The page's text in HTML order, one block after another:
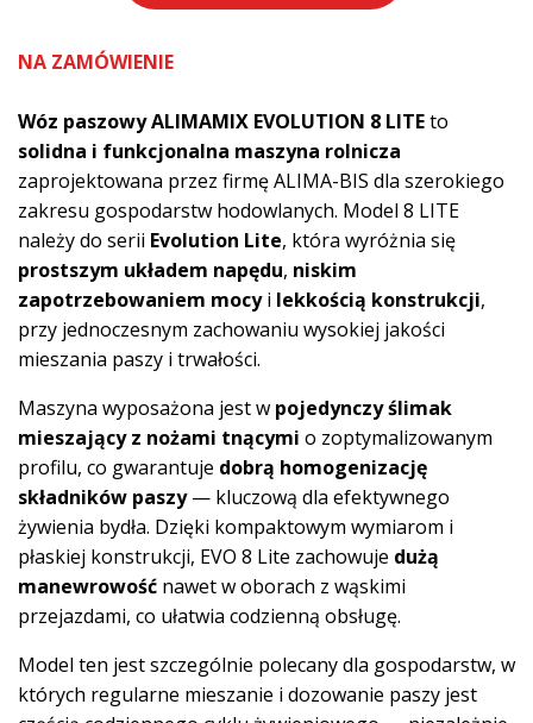
ALIMAMIX
8
lite
NA ZAMÓWIENIE
Wóz paszowy ALIMAMIX EVOLUTION 8 LITEto
solidna i funkcjonalna maszyna rolnicza
zaprojektowana przez firmę ALIMA-BIS dla szerokiego
zakresu gospodarstw hodowlanych. Model 8 LITE
należy do serii Evolution Lite, która wyróżnia się
prostszym układem napędu, niskim
zapotrzebowaniem mocyi lekkością konstrukcji,
przy jednoczesnym zachowaniu wysokiej jakości
mieszania paszy i trwałości.
Maszyna wyposażona jest w pojedynczy ślimak
mieszający z nożami tnącymi o zoptymalizowanym
profilu, co gwarantuje dobrą homogenizację
składników paszy— kluczową dla efektywnego
żywienia bydła. Dzięki kompaktowym wymiarom i
płaskiej konstrukcji, EVO 8 Lite zachowuje dużą
manewrowość nawet w oborach z wąskimi
przejazdami, co ułatwia codzienną obsługę.
Model ten jest szczególnie polecany dla gospodarstw, w
których regularne mieszanie i dozowanie paszy jest